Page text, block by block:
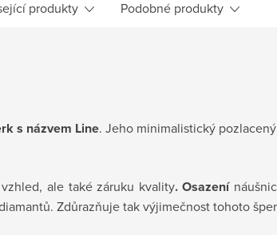
produkty Podobné produkty
s názvem Line. Jeho minimalistický
ale také záruku kvality. Osazení
Zdůrazňuje tak výjimečnost tohoto